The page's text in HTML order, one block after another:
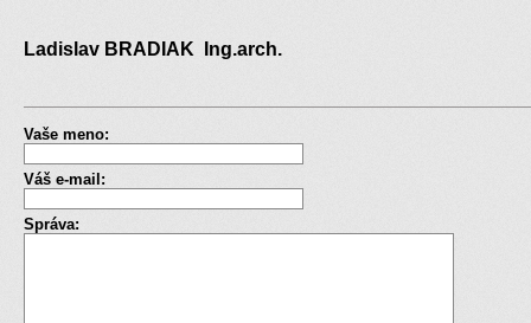
Ladislav BRADIAK Ing.arch.
Vaše meno:
Váš e-mail:
Správa: